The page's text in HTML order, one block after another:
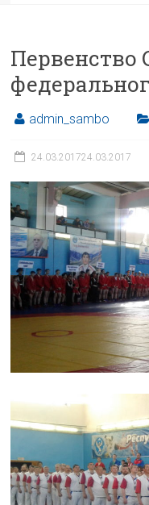
Первенство
admin_sambo
24.03.201724.03.2017